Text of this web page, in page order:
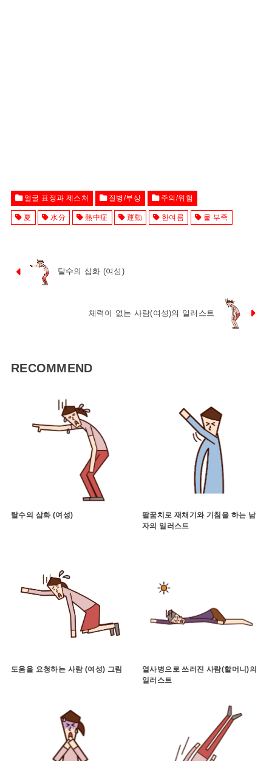
얼굴 표정과 제스처 질병/부상 주의/위험
夏 水分 熱中症 運動 한여름 물 부족
탈수의 삽화 (여성)
체력이 없는 사람(여성)의 일러스트
RECOMMEND
탈수의 삽화 (여성)
팔꿈치로 재채기와 기침을 하는 남
자의 일러스트
도움을 요청하는 사람 (여성) 그림
열사병으로 쓰러진 사람(할머니)의
일러스트